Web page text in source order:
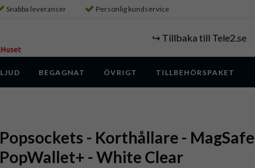
Snabba leveranser Personlig kundservice
↪️ Tillbaka till Tele2.se
LJUD BEGAGNAT ÖVRIGT TILLBEHÖRSPAKET
Popsockets - Korthållare - MagSafe
PopWallet+ - White Clear